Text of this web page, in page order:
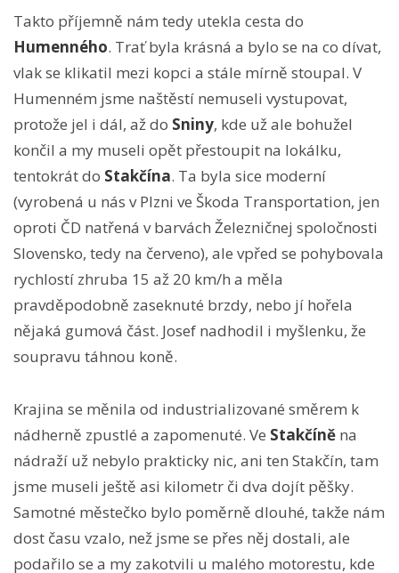
Takto příjemně nám tedy utekla cesta do
Humenného. Trať byla krásná a bylo se na co dívat,
vlak se klikatil mezi kopci a stále mírně stoupal. V
Humenném jsme naštěstí nemuseli vystupovat,
protože jel i dál, až do Sniny, kde už ale bohužel
končil a my museli opět přestoupit na lokálku,
tentokrát do Stakčína. Ta byla sice moderní
(vyrobená u nás v Plzni ve Škoda Transportation, jen
oproti ČD natřená v barvách Železničnej spoločnosti
Slovensko, tedy na červeno), ale vpřed se pohybovala
rychlostí zhruba 15 až 20 km/h a měla
pravděpodobně zaseknuté brzdy, nebo jí hořela
nějaká gumová část. Josef nadhodil i myšlenku, že
soupravu táhnou koně.
Krajina se měnila od industrializované směrem k
nádherně zpustlé a zapomenuté. Ve Stakčíně na
nádraží už nebylo prakticky nic, ani ten Stakčín, tam
jsme museli ještě asi kilometr či dva dojít pěšky.
Samotné městečko bylo poměrně dlouhé, takže nám
dost času vzalo, než jsme se přes něj dostali, ale
podařilo se a my zakotvili u malého motorestu, kde